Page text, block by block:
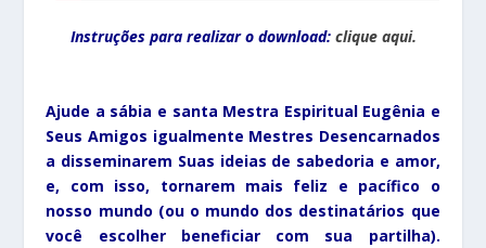
Instruções para realizar o download: clique aqui.
Ajude a sábia e santa Mestra Espiritual Eugênia e
Seus Amigos igualmente Mestres Desencarnados
a disseminarem Suas ideias de sabedoria e amor,
e, com isso, tornarem mais feliz e pacífico o
nosso mundo (ou o mundo dos destinatários que
você escolher beneficiar com sua partilha).